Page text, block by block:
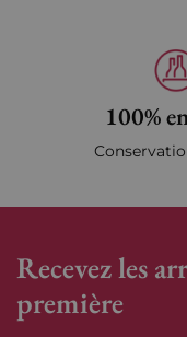
100%
Recevez les
première